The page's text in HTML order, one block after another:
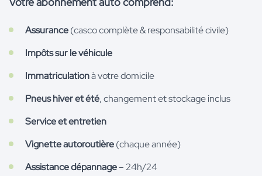
Assurance(casco complète & responsabilité civile)
Impôts sur le véhicule
Immatriculationà votre domicile
Pneus hiver et été, changement et stockage inclus
Service et entretien
Vignette autoroutière(chaque année)
Assistance dépannage– 24h/24